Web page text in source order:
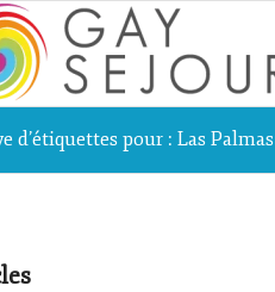
d’étiquettes pour : Las Palmas